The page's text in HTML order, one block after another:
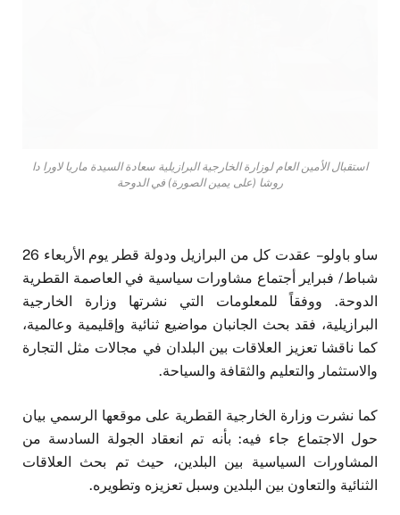
استقبال الأمين العام لوزارة الخارجية البرازيلية سعادة السيدة ماريا لاورا دا
روشا (على يمين الصورة) في الدوحة
ساو باولو – عقدت كل من البرازيل ودولة قطر يوم الأربعاء 26
شباط/ فبراير أجتماع مشاورات سياسية في العاصمة القطرية
الدوحة. ووفقاً للمعلومات التي نشرتها وزارة الخارجية
البرازيلية، فقد بحث الجانبان مواضيع ثنائية وإقليمية وعالمية،
كما ناقشا تعزيز العلاقات بين البلدان في مجالات مثل التجارة
والاستثمار والتعليم والثقافة والسياحة.
كما نشرت وزارة الخارجية القطرية على موقعها الرسمي بيان
حول الاجتماع جاء فيه: بأنه تم انعقاد الجولة السادسة من
المشاورات السياسية بين البلدين، حيث تم بحث العلاقات
الثنائية والتعاون بين البلدين وسبل تعزيزه وتطويره.